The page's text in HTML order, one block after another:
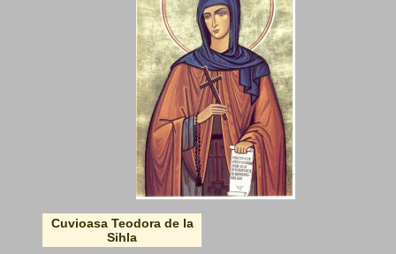
Cuvioasa Teodora de la
Sihla